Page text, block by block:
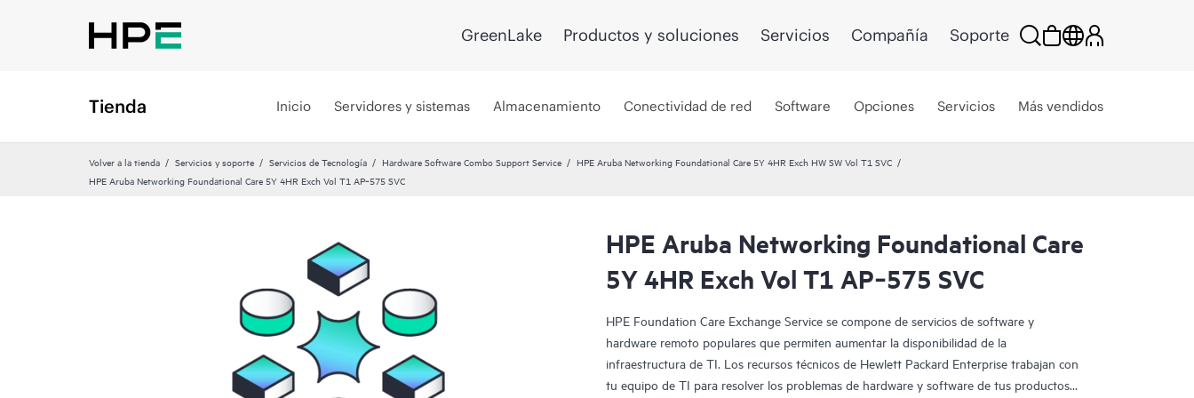
GreenLake Productos y soluciones Servicios Compañía Soporte
Tienda Inicio Servidores y sistemas Almacenamiento Conectividad de red Software Opciones Servicios Más vendidos
Volver a la tienda Servicios y soporte Servicios de Tecnología Hardware Software Combo Support Service
HPE Aruba Networking Foundational Care 5Y 4HR Exch HW SW Vol T1 SVC
HPE Aruba Networking Foundational Care 5Y 4HR Exch Vol T1 AP‑575 SVC
HPE Aruba Networking Foundational Care
5Y 4HR Exch Vol T1 AP‑575 SVC
HPE Foundation Care Exchange Service se compone de servicios de software y
hardware remoto populares que permiten aumentar la disponibilidad de la
infraestructura de TI. Los recursos técnicos de Hewlett Packard Enterprise trabajan con
tu equipo de TI para resolver los problemas de hardware y software de tus productos